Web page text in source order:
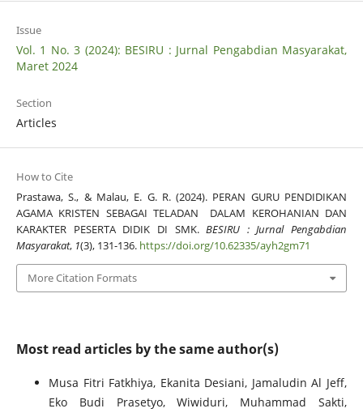
Issue
Vol. 1 No. 3 (2024): BESIRU : Jurnal Pengabdian Masyarakat,
Maret 2024
Section
Articles
How to Cite
Prastawa, S., & Malau, E. G. R. (2024). PERAN GURU PENDIDIKAN
AGAMA KRISTEN SEBAGAI TELADAN DALAM KEROHANIAN DAN
KARAKTER PESERTA DIDIK DI SMK.BESIRU : Jurnal Pengabdian
Masyarakat, 1(3), 131-136. https://doi.org/10.62335/ayh2gm71
More Citation Formats
Most read articles by the same author(s)
Musa Fitri Fatkhiya, Ekanita Desiani, Jamaludin Al Jeff,
Eko Budi Prasetyo, Wiwiduri, Muhammad Sakti,